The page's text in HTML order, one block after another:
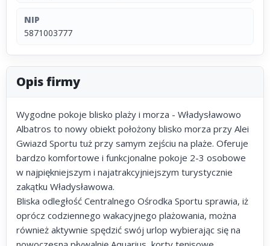
NIP
5871003777
Opis firmy
Wygodne pokoje blisko plaży i morza - Władysławowo
Albatros to nowy obiekt położony blisko morza przy Alei
Gwiazd Sportu tuż przy samym zejściu na plaże. Oferuje
bardzo komfortowe i funkcjonalne pokoje 2-3 osobowe
w najpiękniejszym i najatrakcyjniejszym turystycznie
zakątku Władysławowa.
Bliska odległość Centralnego Ośrodka Sportu sprawia, iż
oprócz codziennego wakacyjnego plażowania, można
również aktywnie spędzić swój urlop wybierając się na